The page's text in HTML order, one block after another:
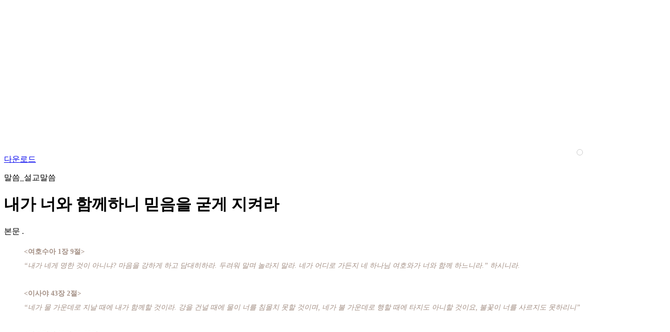
다운로드
말씀_설교말씀
내가 너와 함께하니 믿음을 굳게 지켜라
본문 .
<여호수아 1장 9절>
“내가 네게 명한 것이 아니냐? 마음을 강하게 하고 담대히하라. 두려워 말며 놀라지 말라. 네가 어디로 가든지 네 하나님 여호와가 너와 함께 하느니라.” 하시니라.
<이사야 43장 2절>
“네가 물 가운데로 지날 때에 내가 함께할 것이라. 강을 건널 때에 물이 너를 침몰치 못할 것이며, 네가 불 가운데로 행할 때에 타지도 아니할 것이요, 불꽃이 너를 사르지도 못하리니”